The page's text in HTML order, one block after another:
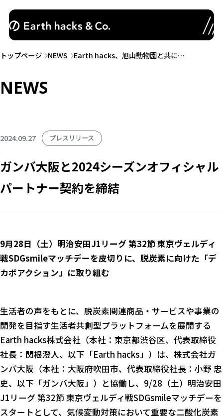
トップページ NEWS Earth hacks、旭山動物園と共に…
NEWS
2024.09.27 プレスリリース
ガンバ大阪と2024シーズンオフィシャル
パートナー契約を締結
9月28日（土）明治安田J1リーグ 第32節 東京ヴェルディ
戦SDGsmileマッチデーを皮切りに、脱炭素に向けた「デ
カボアクション」に取り組む
生活者の声をもとに、脱炭素関連商品・サービスや事業の
開発を目指す生活者共創型プラットフォームを展開する
Earth hacks株式会社（本社：東京都渋谷区、代表取締役
社長：関根澄人、以下「Earth hacks」）は、株式会社ガ
ンバ大阪（本社：大阪府吹田市、代表取締役社長：小野 忠
史、以下「ガンバ大阪」）と協働し、9/28（土）明治安田
J1リーグ 第32節 東京ヴェルディ戦SDGsmileマッチデーを
スタートとして、気候変動対策において重要な二酸化炭素